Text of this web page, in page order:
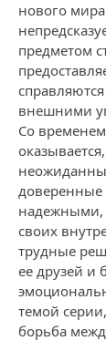
нового
предметом
внешними
Со временем
доверенные
надежными,
своих
трудные
ее друзей и
темой
борьба